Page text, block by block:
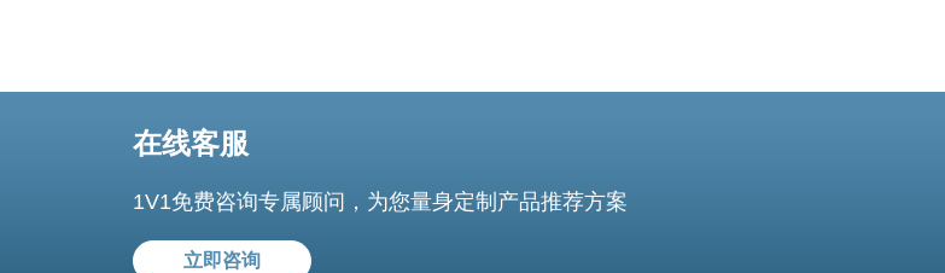
在线客服
1V1免费咨询专属顾问，为您量身定制产品推荐方案
立即咨询